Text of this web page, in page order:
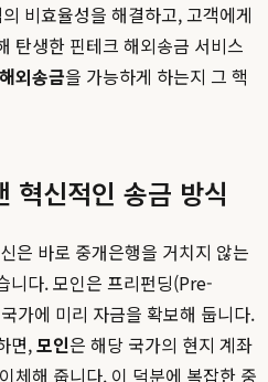
비효율성을 해결하고, 고객에게
탄생한 핀테크 해외송금 서비스
외송금을 가능하게 하는지 그 핵
혁신적인 송금 방식
은 바로 중개은행을 거치지 않는
니다. 모인은 프리펀딩(Pre-
가에 미리 자금을 확보해 둡니다.
면,모인은 해당 국가의 현지 계좌
체해 줍니다. 이 덕분에 복잡한 중